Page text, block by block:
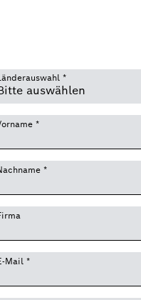
*
*
*
Mail*